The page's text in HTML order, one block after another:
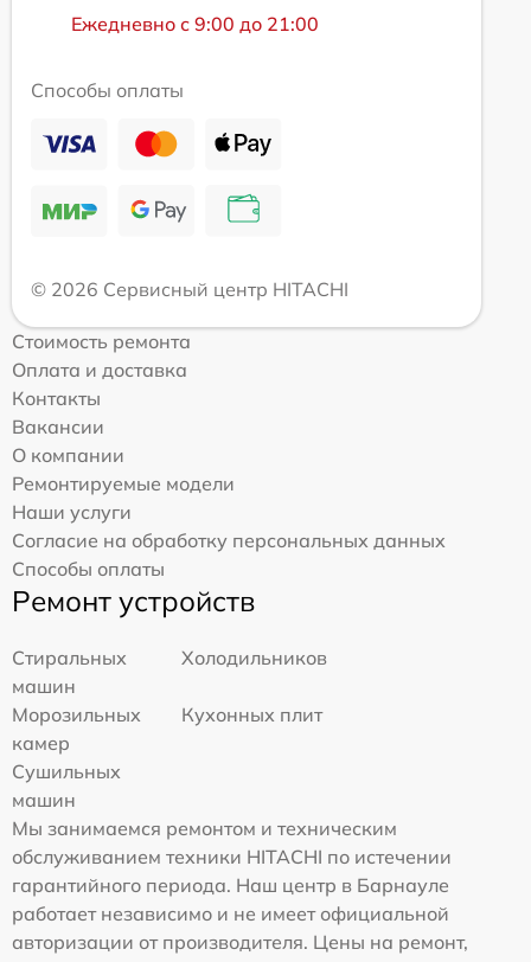
Ежедневно с 9:00 до 21:00
Способы оплаты
© 2026 Сервисный центр HITACHI
Стоимость ремонта
Оплата и доставка
Контакты
Вакансии
О компании
Ремонтируемые модели
Наши услуги
Согласие на обработку персональных данных
Способы оплаты
Ремонт устройств
Стиральных
машин
Холодильников
Морозильных
камер
Кухонных плит
Сушильных
машин
Мы занимаемся ремонтом и техническим
обслуживанием техники HITACHI по истечении
гарантийного периода. Наш центр в Барнауле
работает независимо и не имеет официальной
авторизации от производителя. Цены на ремонт,